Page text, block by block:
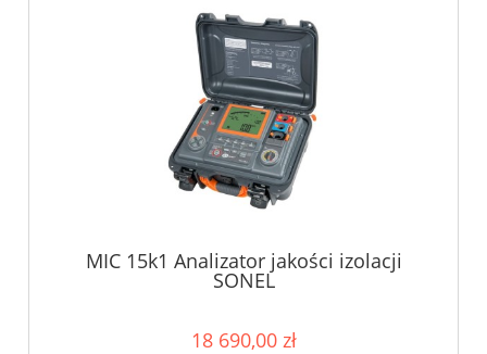
MIC 15k1 Analizator jakości izolacji
SONEL
18 690,00 zł